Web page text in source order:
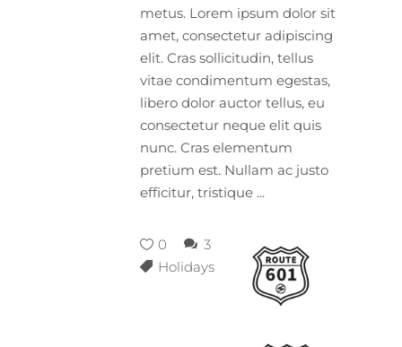
metus. Lorem ipsum dolor sit
amet, consectetur adipiscing
elit. Cras sollicitudin, tellus
vitae condimentum egestas,
libero dolor auctor tellus, eu
consectetur neque elit quis
nunc. Cras elementum
pretium est. Nullam ac justo
efficitur, tristique
0
3
Holidays